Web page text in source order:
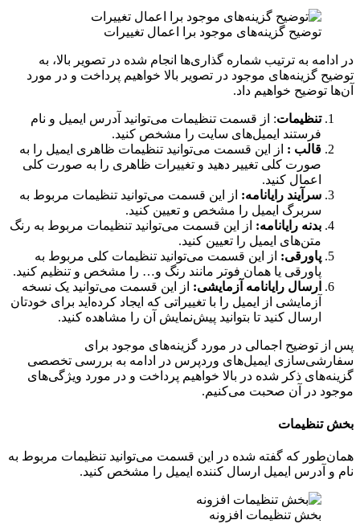
توضیح گزینه‌های موجود برا اعمال تغییرات
در ادامه به ترتیب شماره گذاری‌ها انجام شده در تصویر بالا، به
توضیح گزینه‌های موجود در تصویر بالا خواهیم پرداخت و در مورد
آن‌ها توضیح خواهیم داد.
تنظیمات: از قسمت تنظیمات می‌توانید آدرس ایمیل و نام
فرستند ایمیل‌های سایت را مشخص کنید.
قالب : از این قسمت می‌توانید تنظیمات ظاهری ایمیل را به
صورت کلی تغییر دهید و تغییرات ظاهری را به صورت کلی
اعمال کنید.
سرآیند رایانامه: از این قسمت می‌توانید تنظیمات مربوط به
سربرگ ایمیل را مشخص و تعیین کنید.
بدنه رایانامه: از این قسمت می‌توانید تنظیمات مربوط به رنگ
متن‌های ایمیل را تعیین کنید.
پاورقی: از این قسمت می‌توانید تنظیمات کلی مربوط به
پاورقی یا همان فوتر مانند رنگ و… را مشخص و تنظیم کنید.
ارسال رایانامه آزمایشی: از این قسمت می‌توانید یک نسخه
آزمایشی از ایمیل را با تغییراتی که ایجاد کرده‌اید برای خودتان
ارسال کنید تا بتوانید پیش‌نمایش آن را مشاهده کنید.
پس از توضیح اجمالی در مورد گزینه‌های موجود برای
سفارشی‌سازی ایمیل‌های وردپرس در ادامه به بررسی تخصصی
گزینه‌های ذکر شده در بالا خواهیم پرداخت و در مورد ویژگی‌های
موجود در آن صحبت می‌کنیم.
بخش تنظیمات
همان‌طور که گفته شده در این قسمت می‌توانید تنظیمات مربوط به
نام و آدرس ایمیل ارسال کننده ایمیل را مشخص کنید.
بخش تنظیمات افزونه